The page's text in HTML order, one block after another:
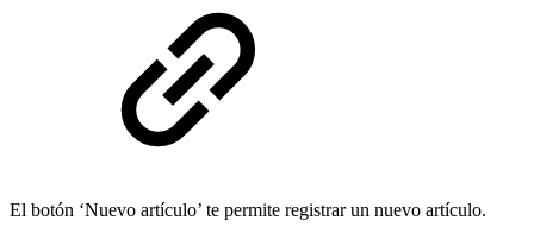
El botón ‘Nuevo artículo’ te permite registrar un nuevo artículo.